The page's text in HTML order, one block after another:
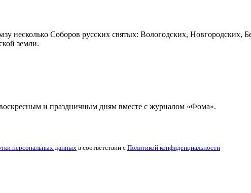
несколько Соборов русских святых: Вологодских, Новгородских,
земли.
и праздничным дням вместе с журналом «Фома».
персональных данных в соответствии с Политикой конфиденциальности